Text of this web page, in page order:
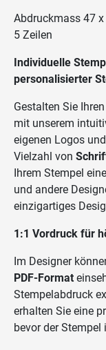
Abdruckmass 47
5 Zeilen
Individuelle
personalisierter
Gestalten Sie
mit unserem
eigenen Logos
Vielzahl von
Ihrem Stempel
und andere
einzigartiges
1:1 Vordruck für
Im Designer
PDF-Format
Stempelabdruck
erhalten Sie eine
bevor der